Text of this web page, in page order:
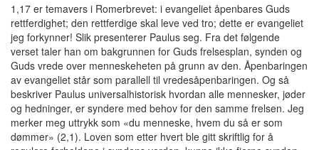
1,17 er temavers i Romerbrevet: i evangeliet åpenbares Guds
rettferdighet; den rettferdige skal leve ved tro; dette er evangeliet
jeg forkynner! Slik presenterer Paulus seg. Fra det følgende
verset taler han om bakgrunnen for Guds frelsesplan, synden og
Guds vrede over menneskeheten på grunn av den. Åpenbaringen
av evangeliet står som parallell til vredesåpenbaringen. Og så
beskriver Paulus universalhistorisk hvordan alle mennesker, jøder
og hedninger, er syndere med behov for den samme frelsen. Jeg
merker meg uttrykk som «du menneske, hvem du så er som
dømmer» (2,1). Loven som etter hvert ble gitt skriftlig for å